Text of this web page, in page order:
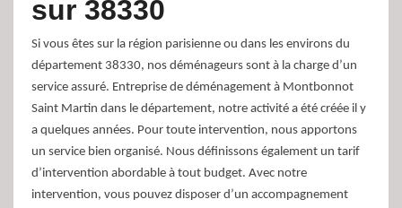
sur 38330
Si vous êtes sur la région parisienne ou dans les environs du
département 38330, nos déménageurs sont à la charge d’un
service assuré. Entreprise de déménagement à Montbonnot
Saint Martin dans le département, notre activité a été créée il y
a quelques années. Pour toute intervention, nous apportons
un service bien organisé. Nous définissons également un tarif
d’intervention abordable à tout budget. Avec notre
intervention, vous pouvez disposer d’un accompagnement